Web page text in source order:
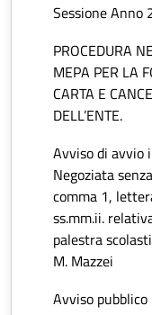
Sessione Anno
PROCEDURA
MEPA PER LA
CARTA E
DELL’ENTE.
Avviso di avvio
Negoziata
comma 1,
ss.mm.ii.
palestra
M. Mazzei
Avviso pubblico